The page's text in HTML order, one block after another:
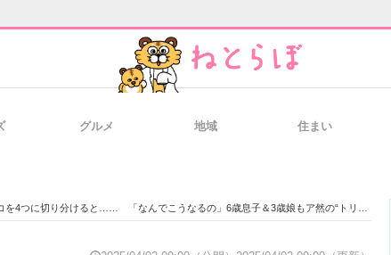
経営リーダ
グルメ 地域 住まい
切り分けると…… 「なんでこうなるの」6歳息子＆3歳娘もア然の“トリック”に「ミステリー小説のやつ」